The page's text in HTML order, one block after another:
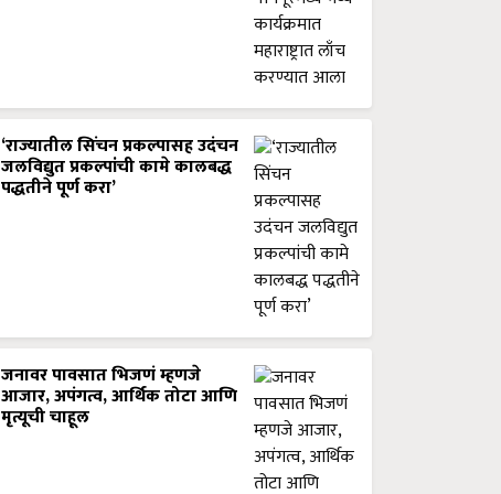
‘राज्यातील सिंचन प्रकल्पासह उदंचन
जलविद्युत प्रकल्पांची कामे कालबद्ध
पद्धतीने पूर्ण करा’
जनावर पावसात भिजणं म्हणजे
आजार, अपंगत्व, आर्थिक तोटा आणि
मृत्यूची चाहूल